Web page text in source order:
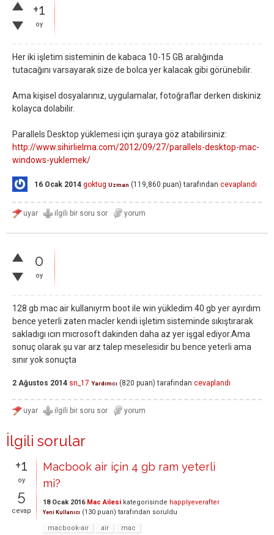
+1
oy
Her iki işletim sisteminin de kabaca 10-15 GB aralığında
tutacağını varsayarak size de bolca yer kalacak gibi görünebilir.
Ama kişisel dosyalarınız, uygulamalar, fotoğraflar derken diskiniz
kolayca dolabilir.
Parallels Desktop yüklemesi için şuraya göz atabilirsiniz:
http://www.sihirlielma.com/2012/09/27/parallels-desktop-mac-
windows-yuklemek/
16 Ocak 2014 goktug Uzman (119,860 puan) tarafından cevaplandı
0
oy
128 gb mac air kullanıyrm boot ile win yükledim 40 gb yer ayırdım
bence yeterli zaten macler kendi işletim sisteminde sıkıştırarak
sakladıgı ıcın mıcrosoft dakinden daha az yer işgal ediyor.Ama
sonuç olarak şu var arz talep meselesidir bu bence yeterli ama
sınır yok sonuçta
2 Ağustos 2014 sn_17 Yardımcı (820 puan) tarafından cevaplandı
İlgili sorular
+1
oy
5
cevap
Macbook air için 4 gb ram yeterli
mi?
18 Ocak 2016 Mac Ailesi kategorisinde happlyeverafter
Yeni Kullanıcı (130 puan) tarafından soruldu
macbook-air
air
mac